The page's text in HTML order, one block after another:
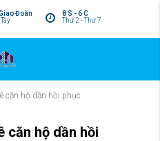
8 S - 6 C
Thứ 2 - Thứ 7
Đoàn
căn hộ dần hồi phục
căn hộ dần hồi